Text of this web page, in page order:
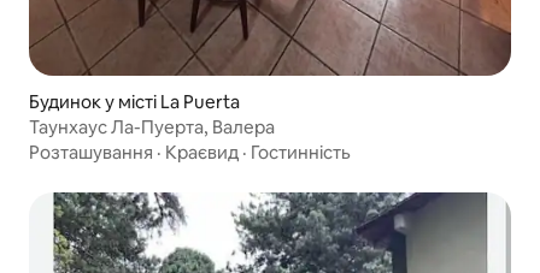
Будинок у місті La Puerta
Таунхаус Ла-Пуерта, Валера
Розташування · Краєвид · Гостинність